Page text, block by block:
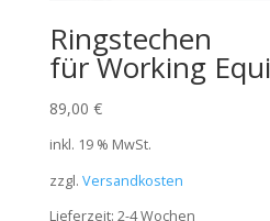
Ringstechen
für Working
89,00 €
inkl. 19 % MwSt.
zzgl. Versandkosten
Lieferzeit: 2-4 Wochen